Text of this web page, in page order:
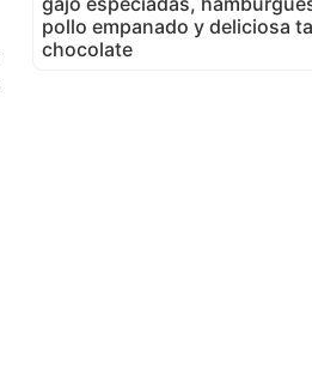
pollo empanado y deliciosa
chocolate